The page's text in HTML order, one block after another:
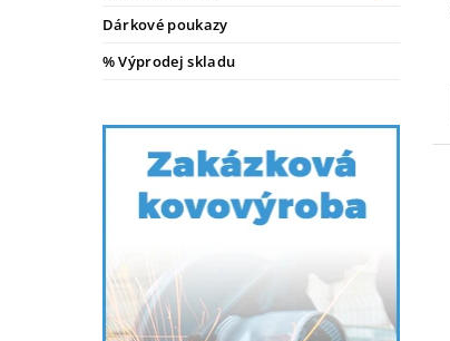
Dárkové poukazy
% Výprodej skladu